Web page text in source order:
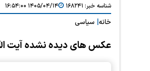
شناسه خبر: ۱۶۸۲۴۱ ۱۴۰۵/۰۴/۱۴ ۱۶:۵۴:۰۰
خانه سیاسی
عکس های دیده نشده آیت